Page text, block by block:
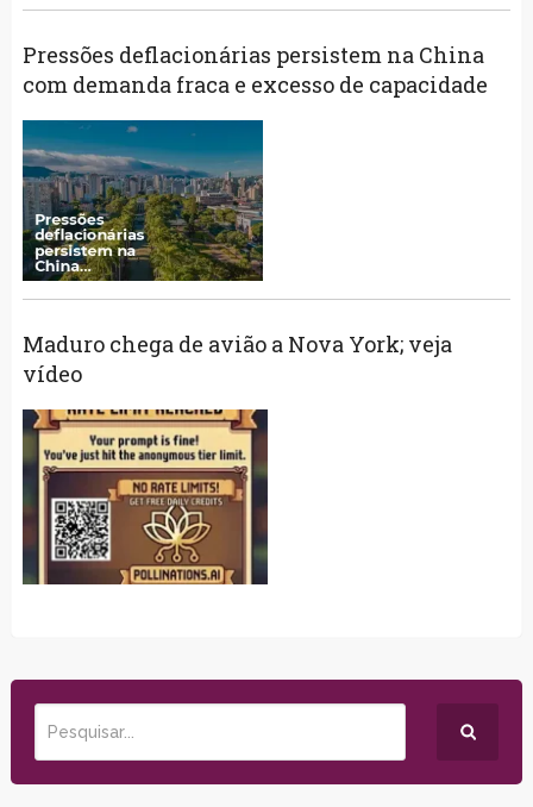
Pressões deflacionárias persistem na China
com demanda fraca e excesso de capacidade
Maduro chega de avião a Nova York; veja
vídeo